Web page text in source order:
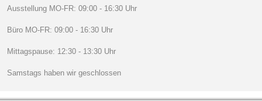
Ausstellung MO-FR: 09:00 - 16:30 Uhr
Büro MO-FR: 09:00 - 16:30 Uhr
Mittagspause: 12:30 - 13:30 Uhr
Samstags haben wir geschlossen